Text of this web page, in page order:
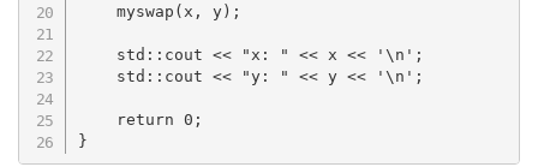
myswap ( x , y) ;
    std
:: cout << "x: " << x << '\n' ;
    std
:: cout << "y: " << y << '\n' ;
return 0 ;
}